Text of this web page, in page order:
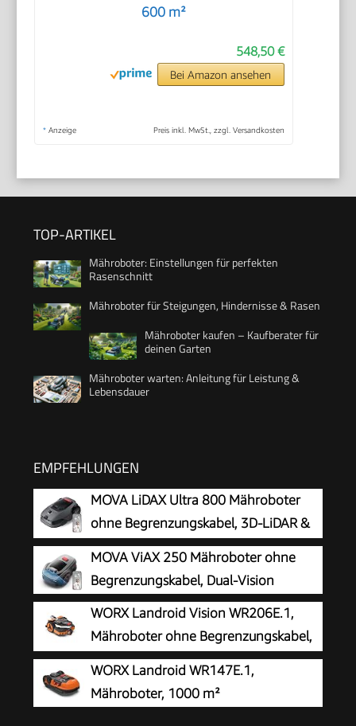
600 m²
548,50 €
Bei Amazon ansehen
* Anzeige Preis inkl. MwSt., zzgl. Versandkosten
TOP-ARTIKEL
Mähroboter: Einstellungen für perfekten
Rasenschnitt
Mähroboter für Steigungen, Hindernisse & Rasen
Mähroboter kaufen – Kaufberater für
deinen Garten
Mähroboter warten: Anleitung für Leistung &
Lebensdauer
EMPFEHLUNGEN
MOVA LiDAX Ultra 800 Mähroboter
ohne Begrenzungskabel, 3D-LiDAR &
KI Vision
MOVA ViAX 250 Mähroboter ohne
Begrenzungskabel, Dual-Vision
WORX Landroid Vision WR206E.1,
Mähroboter ohne Begrenzungskabel,
600 m²
WORX Landroid WR147E.1,
Mähroboter, 1000 m²